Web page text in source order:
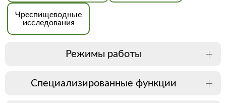
Чреспищеводные
исследования
Режимы работы
Специализированные функции